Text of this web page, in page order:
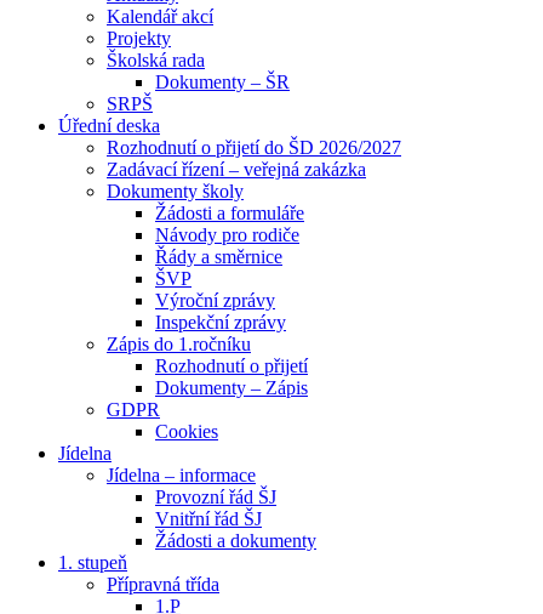
Kalendář akcí
Projekty
Školská rada
Dokumenty – ŠR
SRPŠ
Úřední deska
Rozhodnutí o přijetí do ŠD 2026/2027
Zadávací řízení – veřejná zakázka
Dokumenty školy
Žádosti a formuláře
Návody pro rodiče
Řády a směrnice
ŠVP
Výroční zprávy
Inspekční zprávy
Zápis do 1.ročníku
Rozhodnutí o přijetí
Dokumenty – Zápis
GDPR
Cookies
Jídelna
Jídelna – informace
Provozní řád ŠJ
Vnitřní řád ŠJ
Žádosti a dokumenty
1. stupeň
Přípravná třída
1.P